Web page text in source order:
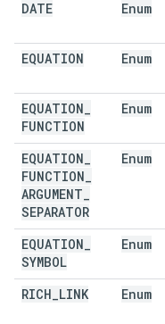
DATE Enum
EQUATION Enum
EQUATION
FUNCTION
Enum
EQUATION
FUNCTION
ARGUMENT
SEPARATOR
Enum
EQUATION
SYMBOL
Enum
RICH LINK Enum